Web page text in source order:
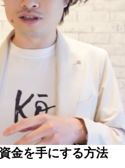
金を手にする方法